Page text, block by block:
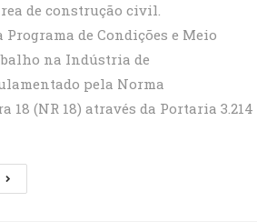
de construção civil.
Programa de Condições e Meio
na Indústria de
pela Norma
18 (NR 18) através da Portaria 3.214
–